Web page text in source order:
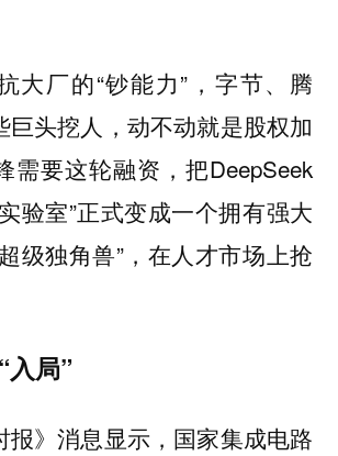
大厂的“钞能力”，字节、腾
巨头挖人，动不动就是股权加
需要这轮融资，把DeepSeek
验室”正式变成一个拥有强大
级独角兽”，在人才市场上抢
入局”
报》消息显示，国家集成电路